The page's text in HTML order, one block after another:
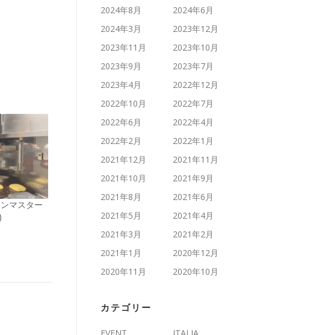
マスター
2024年8月
2024年6月
2024年3月
2023年12月
2023年11月
2023年10月
2023年9月
2023年7月
2023年4月
2022年12月
2022年10月
2022年7月
2022年6月
2022年4月
2022年2月
2022年1月
2021年12月
2021年11月
2021年10月
2021年9月
2021年8月
2021年6月
2021年5月
2021年4月
2021年3月
2021年2月
2021年1月
2020年12月
2020年11月
2020年10月
カテゴリー